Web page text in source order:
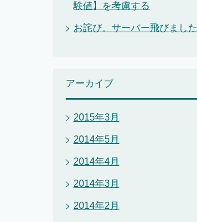
験値】を考慮する
お詫び。サーバー飛びました
アーカイブ
2015年3月
2014年5月
2014年4月
2014年3月
2014年2月